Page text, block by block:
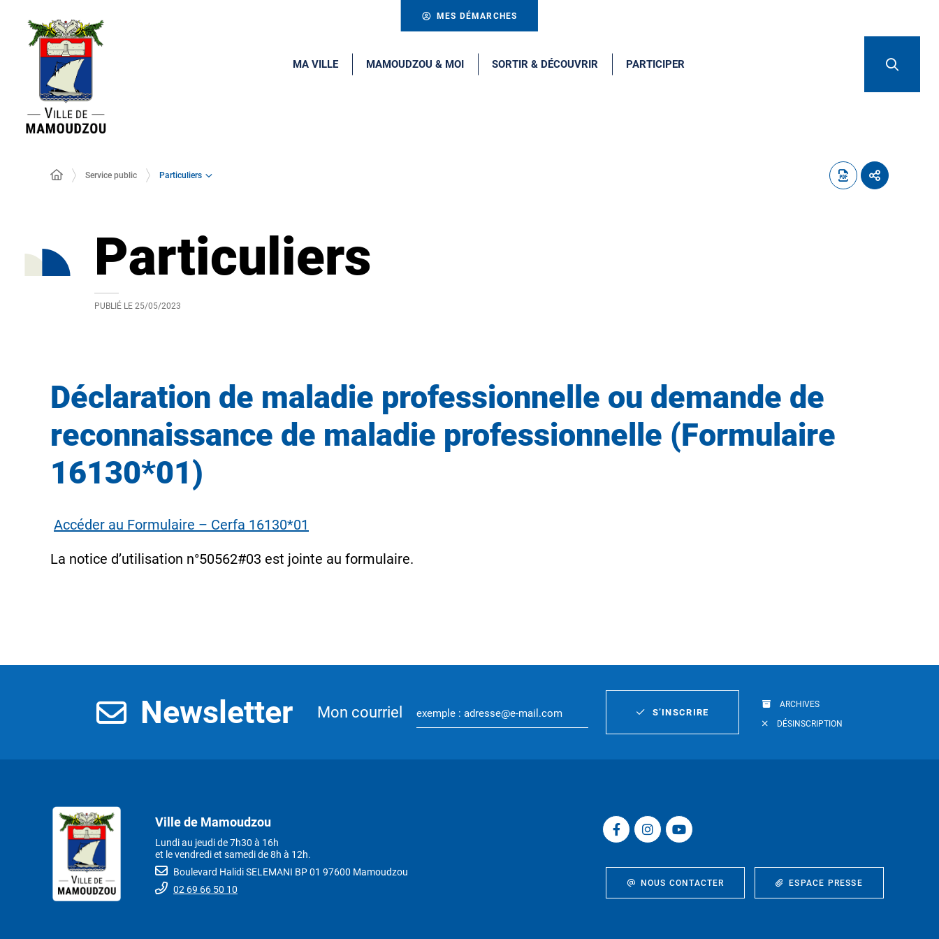
MES DÉMARCHES
MA VILLE MAMOUDZOU & MOI SORTIR & DÉCOUVRIR PARTICIPER
Service public Particuliers
Particuliers
PUBLIÉ LE 25/05/2023
Déclaration de maladie professionnelle ou demande de
reconnaissance de maladie professionnelle (Formulaire
16130*01)
Accéder au Formulaire – Cerfa 16130*01
La notice d’utilisation n°50562#03 est jointe au formulaire.
Newsletter Mon courriel S’INSCRIRE
ARCHIVES
DÉSINSCRIPTION
Ville de Mamoudzou
Lundi au jeudi de 7h30 à 16h
et le vendredi et samedi de 8h à 12h.
Boulevard Halidi SELEMANI BP 01 97600 Mamoudzou
02 69 66 50 10
NOUS CONTACTER ESPACE PRESSE